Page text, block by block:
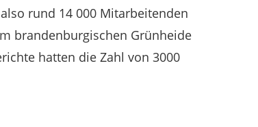
rund 14 000 Mitarbeitenden
brandenburgischen Grünheide
hatten die Zahl von 3000